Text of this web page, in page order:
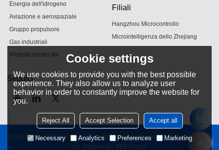
Energia dell'idrogeno
Aviazione e aerospaziale
Gruppo propulsore
Gas industriali
Prodotti chimici fini
Filiali
Hangzhou Microcontrollo
Microintelligenza dello Zhejiang
Seguici
Copyright © 2026Hangzhou Shenshi Energy Conservation Technology Co.,
Ltd. Support By BEE Cloud
Cookie settings
We use cookies to provide you with the best possible
experience. They also allow us to analyze user
behavior in order to constantly improve the website for
you.
Reject All Accept Selection Accept all
Necessary Analytics Preferences Marketing